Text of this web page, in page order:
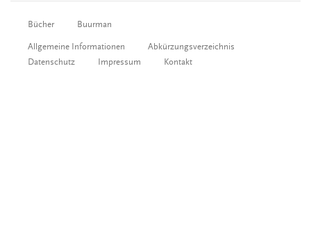
Bücher Buurman
Allgemeine Informationen
Abkürzungsverzeichnis
Datenschutz
Impressum Kontakt